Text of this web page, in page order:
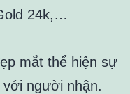
24k,…
mắt thể hiện sự
người nhận.